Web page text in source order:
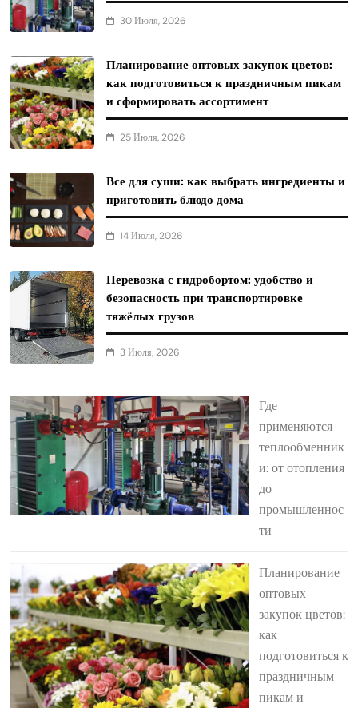
30 Июля, 2026
Планирование оптовых закупок цветов:
как подготовиться к праздничным пикам
и сформировать ассортимент
25 Июля, 2026
Все для суши: как выбрать ингредиенты и
приготовить блюдо дома
14 Июля, 2026
Перевозка с гидробортом: удобство и
безопасность при транспортировке
тяжёлых грузов
3 Июля, 2026
Где
применяются
теплообменник
и: от отопления
до
промышленнос
ти
Планирование
оптовых
закупок цветов:
как
подготовиться к
праздничным
пикам и